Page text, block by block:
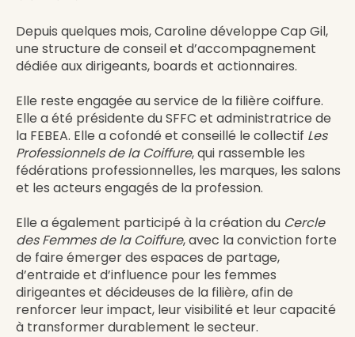
Depuis quelques mois, Caroline développe Cap Gil,
une structure de conseil et d’accompagnement
dédiée aux dirigeants, boards et actionnaires.
Elle reste engagée au service de la filière coiffure.
Elle a été présidente du SFFC et administratrice de
la FEBEA. Elle a cofondé et conseillé le collectif Les
Professionnels de la Coiffure, qui rassemble les
fédérations professionnelles, les marques, les salons
et les acteurs engagés de la profession.
Elle a également participé à la création du Cercle
des Femmes de la Coiffure, avec la conviction forte
de faire émerger des espaces de partage,
d’entraide et d’influence pour les femmes
dirigeantes et décideuses de la filière, afin de
renforcer leur impact, leur visibilité et leur capacité
à transformer durablement le secteur.